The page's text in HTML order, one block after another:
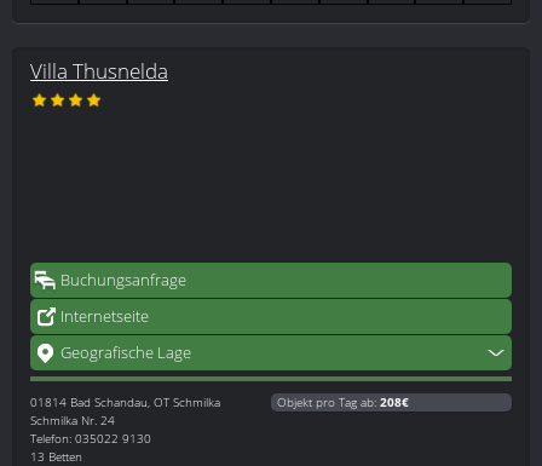
Villa Thusnelda
Buchungsanfrage
Internetseite
Geografische Lage
01814 Bad Schandau, OT Schmilka
Schmilka Nr. 24
Telefon: 035022 9130
13 Betten
Objekt pro Tag ab: 208€